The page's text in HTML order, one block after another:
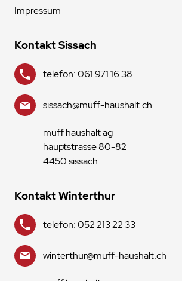
Impressum
Kontakt Sissach
telefon: 061 971 16 38
sissach@muff-haushalt.ch
muff haushalt ag
hauptstrasse 80-82
4450 sissach
Kontakt Winterthur
telefon: 052 213 22 33
winterthur@muff-haushalt.ch